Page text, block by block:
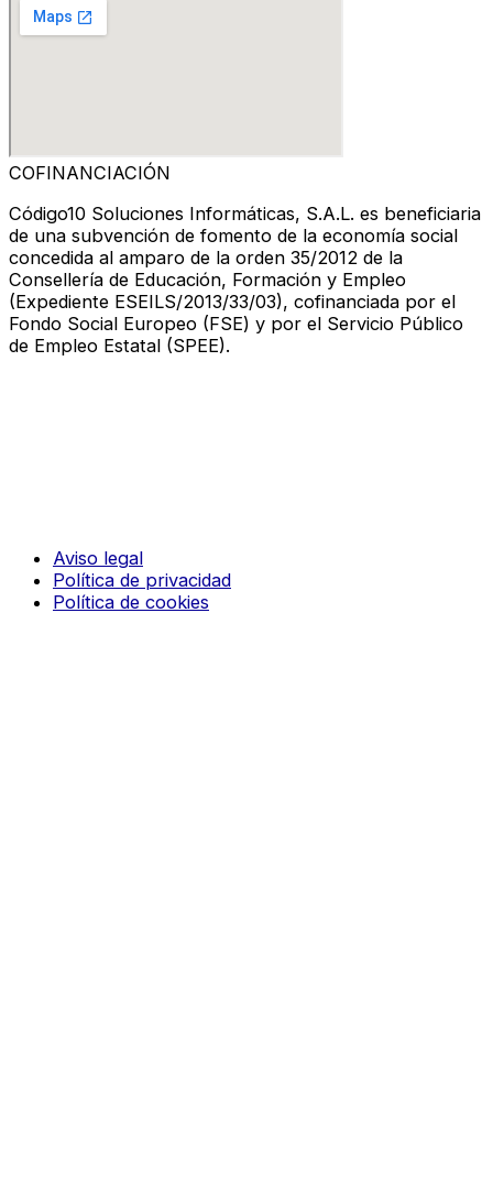
COFINANCIACIÓN
Código10 Soluciones Informáticas, S.A.L. es beneficiaria
de una subvención de fomento de la economía social
concedida al amparo de la orden 35/2012 de la
Consellería de Educación, Formación y Empleo
(Expediente ESEILS/2013/33/03), cofinanciada por el
Fondo Social Europeo (FSE) y por el Servicio Público
de Empleo Estatal (SPEE).
Aviso legal
Política de privacidad
Política de cookies